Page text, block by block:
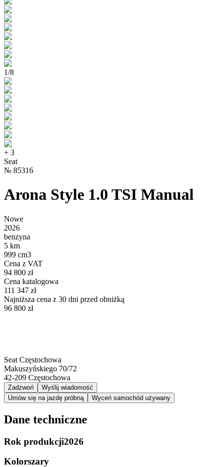
1/8
+ 3
Seat
№ 85316
Arona Style 1.0 TSI Manual
Nowe
2026
benzyna
5 km
999 cm3
Cena z VAT
94 800 zł
Cena katalogowa
111 347 zł
Najniższa cena z 30 dni przed obniżką
96 800 zł
Seat Częstochowa
Makuszyńskiego 70/72
42-209 Częstochowa
Zadzwoń
Wyślij wiadomość
Umów się na jazdę próbną
Wyceń samochód używany
Dane techniczne
Rok produkcji2026
Kolorszary